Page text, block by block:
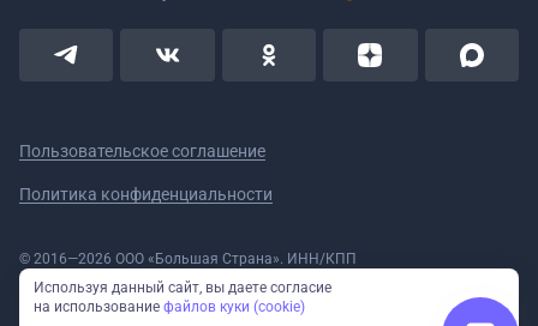
Пользовательское соглашение
Политика конфиденциальности
© 2016—2026 ООО «Большая Страна». ИНН/КПП
5908078160/590801001 ОГРН 1185958020533
Номер в реестре Роскомнадзора № 59-18-006319 (Приказ № 321 от
11.10.2018)
Используя данный сайт, вы даете согласие
на использование файлов куки (cookie)